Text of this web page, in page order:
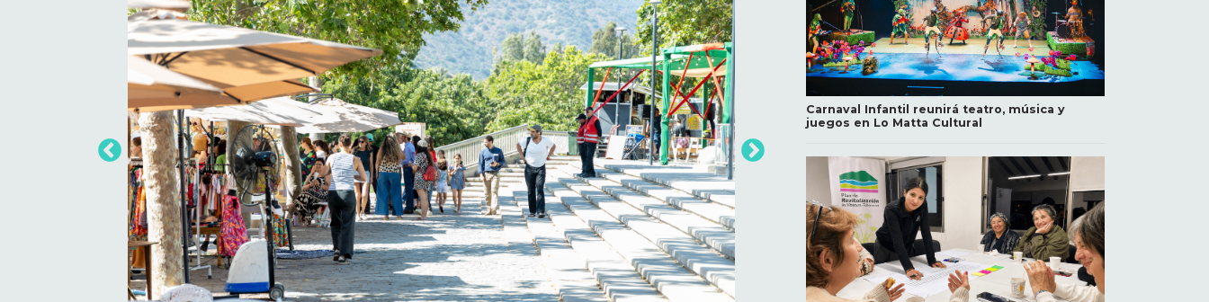
Carnaval Infantil reunirá teatro, música y
juegos en Lo Matta Cultural